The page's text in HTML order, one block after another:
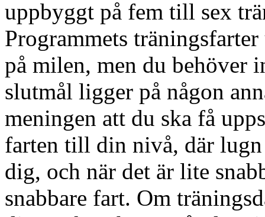
uppbyggt på fem till sex
Programmets
på milen, men du behöver
slutmål ligger på någon
meningen att du ska få
farten till din nivå, där
dig, och när det är lite
snabbare fart. Om